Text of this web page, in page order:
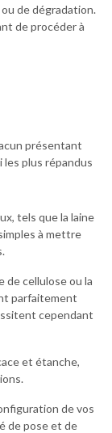
de dégradation.
de procéder à
présentant
plus répandus
tels que la laine
à mettre
de cellulose ou la
parfaitement
cependant
et étanche,
de vos
de pose et de